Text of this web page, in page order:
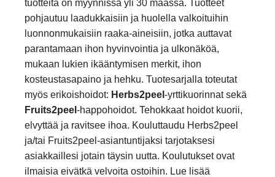
tuotteita on myynnissä yli 30 maassa. Tuotteet
pohjautuu laadukkaisiin ja huolella valkoituihin
luonnonmukaisiin raaka-aineisiin, jotka auttavat
parantamaan ihon hyvinvointia ja ulkonäköä,
mukaan lukien ikääntymisen merkit, ihon
kosteustasapaino ja hehku. Tuotesarjalla toteutat
myös erikoishoidot: Herbs2peel -yrttikuorinnat sekä
Fruits2peel -happohoidot. Tehokkaat hoidot kuorii,
elvyttää ja ravitsee ihoa. Kouluttaudu Herbs2peel
ja/tai Fruits2peel-asiantuntijaksi tarjotaksesi
asiakkaillesi jotain täysin uutta. Koulutukset ovat
ilmaisia eivätkä velvoita ostoihin. Lue lisää